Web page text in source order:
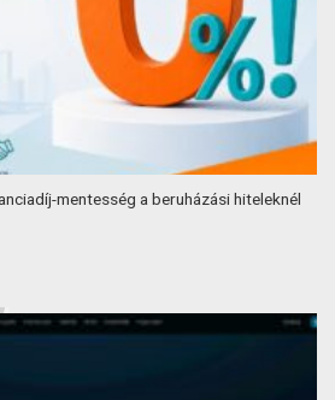
mentesség a beruházási hiteleknél